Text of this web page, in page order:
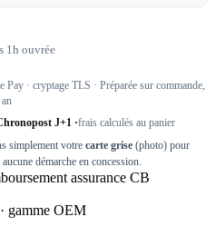
1h ouvrée
· cryptage TLS · Préparée sur commande,
J+1 ·frais calculés au panier
simplement votre carte grise (photo) pour
démarche en concession.
assurance CB
gamme OEM